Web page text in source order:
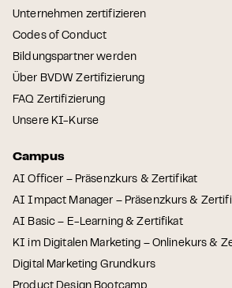
Unternehmen zertifizieren
Codes of Conduct
Bildungspartner werden
Über BVDW Zertifizierung
FAQ Zertifizierung
Unsere KI-Kurse
Campus
AI Officer – Präsenzkurs & Zertifikat
AI Impact Manager – Präsenzkurs &
AI Basic – E-Learning & Zertifikat
KI im Digitalen Marketing – Onlinekurs &
Digital Marketing Grundkurs